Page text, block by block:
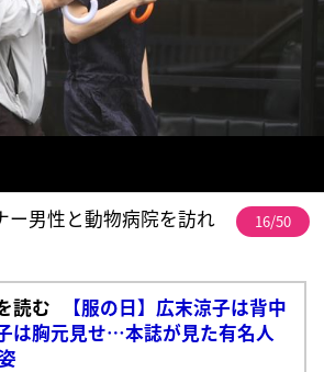
ー男性と動物病院を訪れ
16/50
読む
【服の日】広末涼子は背中
は胸元見せ…本誌が見た有名人